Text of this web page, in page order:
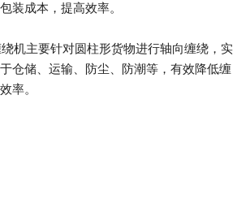
装成本，提高效率。
机主要针对圆柱形货物进行轴向缠绕，实
仓储、运输、防尘、防潮等，有效降低缠
效率。